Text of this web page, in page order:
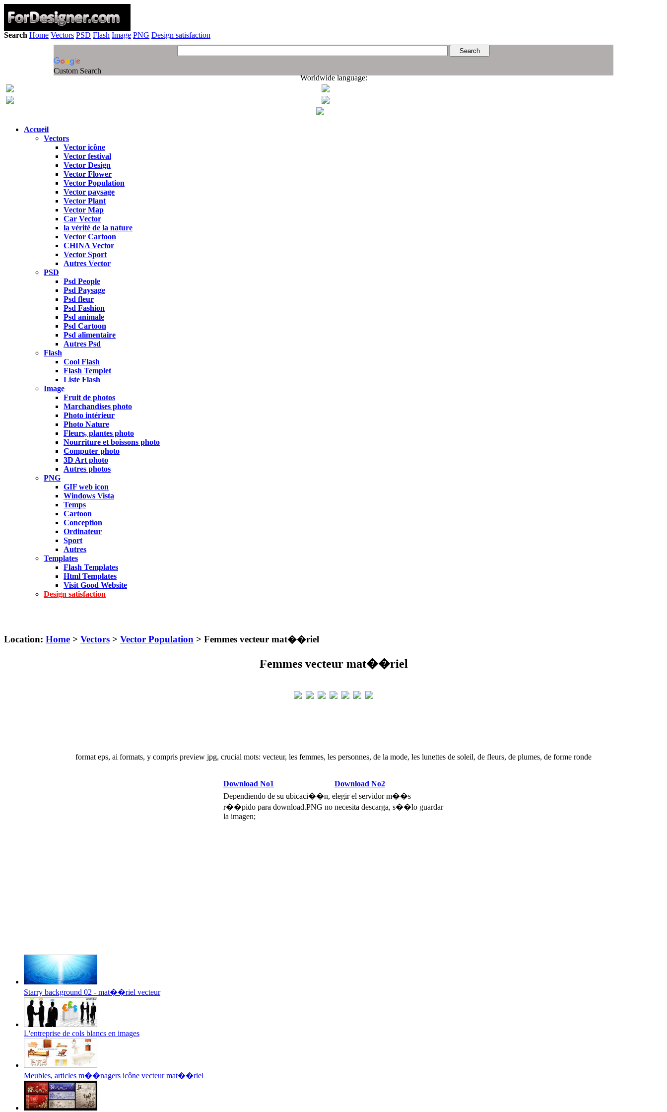
Search Home Vectors PSD Flash Image PNG Design satisfaction
Custom Search
Worldwide language:
Accueil
Vectors
Vector icône
Vector festival
Vector Design
Vector Flower
Vector Population
Vector paysage
Vector Plant
Vector Map
Car Vector
la vérité de la nature
Vector Cartoon
CHINA Vector
Vector Sport
Autres Vector
PSD
Psd People
Psd Paysage
Psd fleur
Psd Fashion
Psd animale
Psd Cartoon
Psd alimentaire
Autres Psd
Flash
Cool Flash
Flash Templet
Liste Flash
Image
Fruit de photos
Marchandises photo
Photo intérieur
Photo Nature
Fleurs, plantes photo
Nourriture et boissons photo
Computer photo
3D Art photo
Autres photos
PNG
GIF web icon
Windows Vista
Temps
Cartoon
Conception
Ordinateur
Sport
Autres
Templates
Flash Templates
Html Templates
Visit Good Website
Design satisfaction
Location: Home > Vectors > Vector Population > Femmes vecteur mat��riel
Femmes vecteur mat��riel
format eps, ai formats, y compris preview jpg, crucial mots: vecteur, les femmes, les personnes, de la mode, les lunettes de soleil, de fleurs, de plumes, de forme ronde
Download No1
Download No2
Dependiendo de su ubicaci��n, elegir el servidor m��s
r��pido para download.PNG no necesita descarga, s��lo guardar
la imagen;
Starry background 02 - mat��riel vecteur
L'entreprise de cols blancs en images
Meubles, articles m��nagers icône vecteur mat��riel